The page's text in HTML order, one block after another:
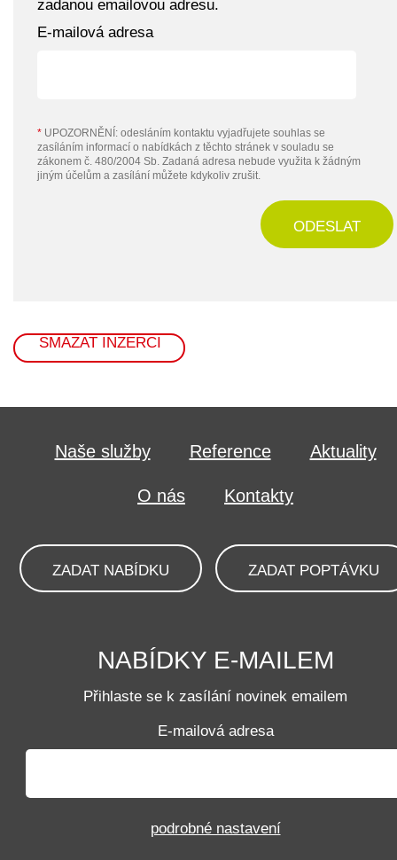
zadanou emailovou adresu.
E-mailová adresa
* UPOZORNĚNÍ: odesláním kontaktu vyjadřujete souhlas se
zasíláním informací o nabídkách z těchto stránek v souladu se
zákonem č. 480/2004 Sb. Zadaná adresa nebude využita k žádným
jiným účelům a zasílání můžete kdykoliv zrušit.
ODESLAT
SMAZAT INZERCI
Naše služby Reference Aktuality
O nás Kontakty
ZADAT NABÍDKU ZADAT POPTÁVKU
NABÍDKY E-MAILEM
Přihlaste se k zasílání novinek emailem
E-mailová adresa
podrobné nastavení